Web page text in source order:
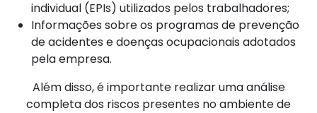
individual (EPIs) utilizados pelos trabalhadores;
Informações sobre os programas de prevenção
de acidentes e doenças ocupacionais adotados
pela empresa.
Além disso, é importante realizar uma análise
completa dos riscos presentes no ambiente de